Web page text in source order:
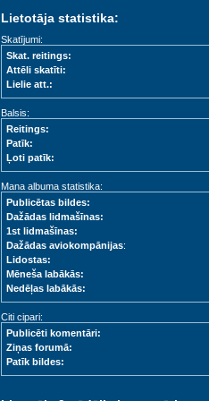
Lietotāja statistika:
Skatījumi:
Skat. reitings:
Attēli skatīti:
Lielie att.:
Balsis:
Reitings:
Patīk:
Ļoti patīk:
Mana albuma statistika:
Publicētas bildes:
Dažādas lidmašīnas:
1st lidmašīnas:
Dažādas aviokompānijas:
Lidostas:
Mēneša labākās:
Nedēļas labākās:
Citi cipari:
Publicēti komentāri:
Ziņas forumā:
Patīk bildes: